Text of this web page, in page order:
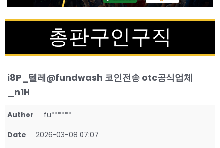
총판구인구직
i8P_텔레@fundwash 코인전송 otc공식업체
_n1H
Author fu******
Date 2026-03-08 07:07